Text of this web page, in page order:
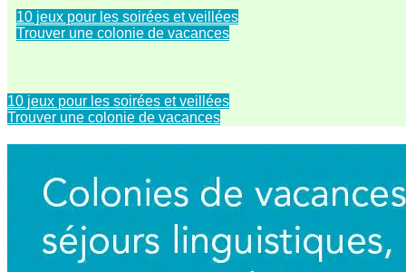
10 jeux pour les soirées et veillées
Trouver une colonie de vacances
10 jeux pour les soirées et veillées
Trouver une colonie de vacances